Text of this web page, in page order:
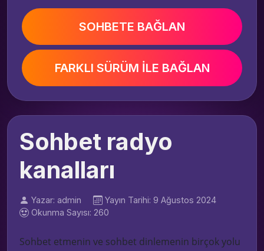
SOHBETE BAĞLAN
FARKLI SÜRÜM İLE BAĞLAN
Sohbet radyo
kanalları
Yazar: admin
Yayın Tarihi: 9 Ağustos 2024
Okunma Sayısı: 260
Sohbet etmenin ve sohbet dinlemenin birçok yolu